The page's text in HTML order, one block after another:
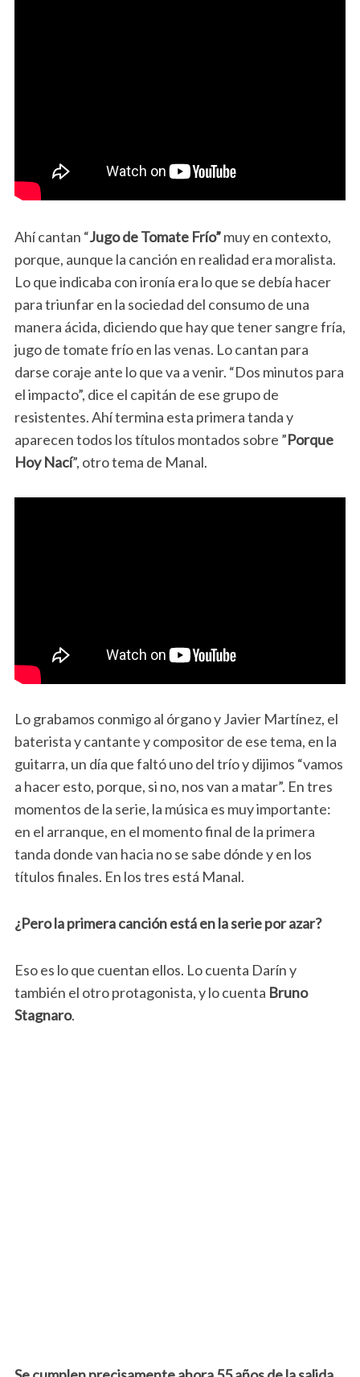
Ahí cantan “Jugo de Tomate Frío”muy en contexto,
porque, aunque la canción en realidad era moralista.
Lo que indicaba con ironía era lo que se debía hacer
para triunfar en la sociedad del consumo de una
manera ácida, diciendo que hay que tener sangre fría,
jugo de tomate frío en las venas. Lo cantan para
darse coraje ante lo que va a venir. “Dos minutos para
el impacto”, dice el capitán de ese grupo de
resistentes. Ahí termina esta primera tanda y
aparecen todos los títulos montados sobre ”Porque
Hoy Nací”, otro tema de Manal.
Lo grabamos conmigo al órgano y Javier Martínez, el
baterista y cantante y compositor de ese tema, en la
guitarra, un día que faltó uno del trío y dijimos “vamos
a hacer esto, porque, si no, nos van a matar”. En tres
momentos de la serie, la música es muy importante:
en el arranque, en el momento final de la primera
tanda donde van hacia no se sabe dónde y en los
títulos finales. En los tres está Manal.
¿Pero la primera canción está en la serie por azar?
Eso es lo que cuentan ellos. Lo cuenta Darín y
también el otro protagonista, y lo cuenta Bruno
Stagnaro.